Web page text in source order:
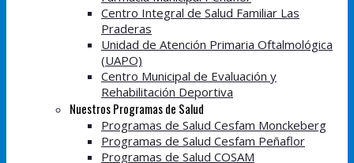
Centro Integral de Salud Familiar Las
Praderas
Unidad de Atención Primaria Oftalmológica
(UAPO)
Centro Municipal de Evaluación y
Rehabilitación Deportiva
Nuestros Programas de Salud
Programas de Salud Cesfam Monckeberg
Programas de Salud Cesfam Peñaflor
Programas de Salud COSAM